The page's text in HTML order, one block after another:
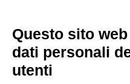
Anonimo italiano sec. XII ,
vescovo, San Nicola di
Questo sito
dati personali
utenti